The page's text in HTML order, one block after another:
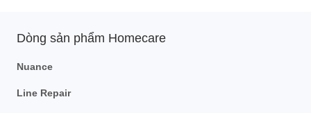
Dòng sản phẩm Homecare
Nuance
Line Repair